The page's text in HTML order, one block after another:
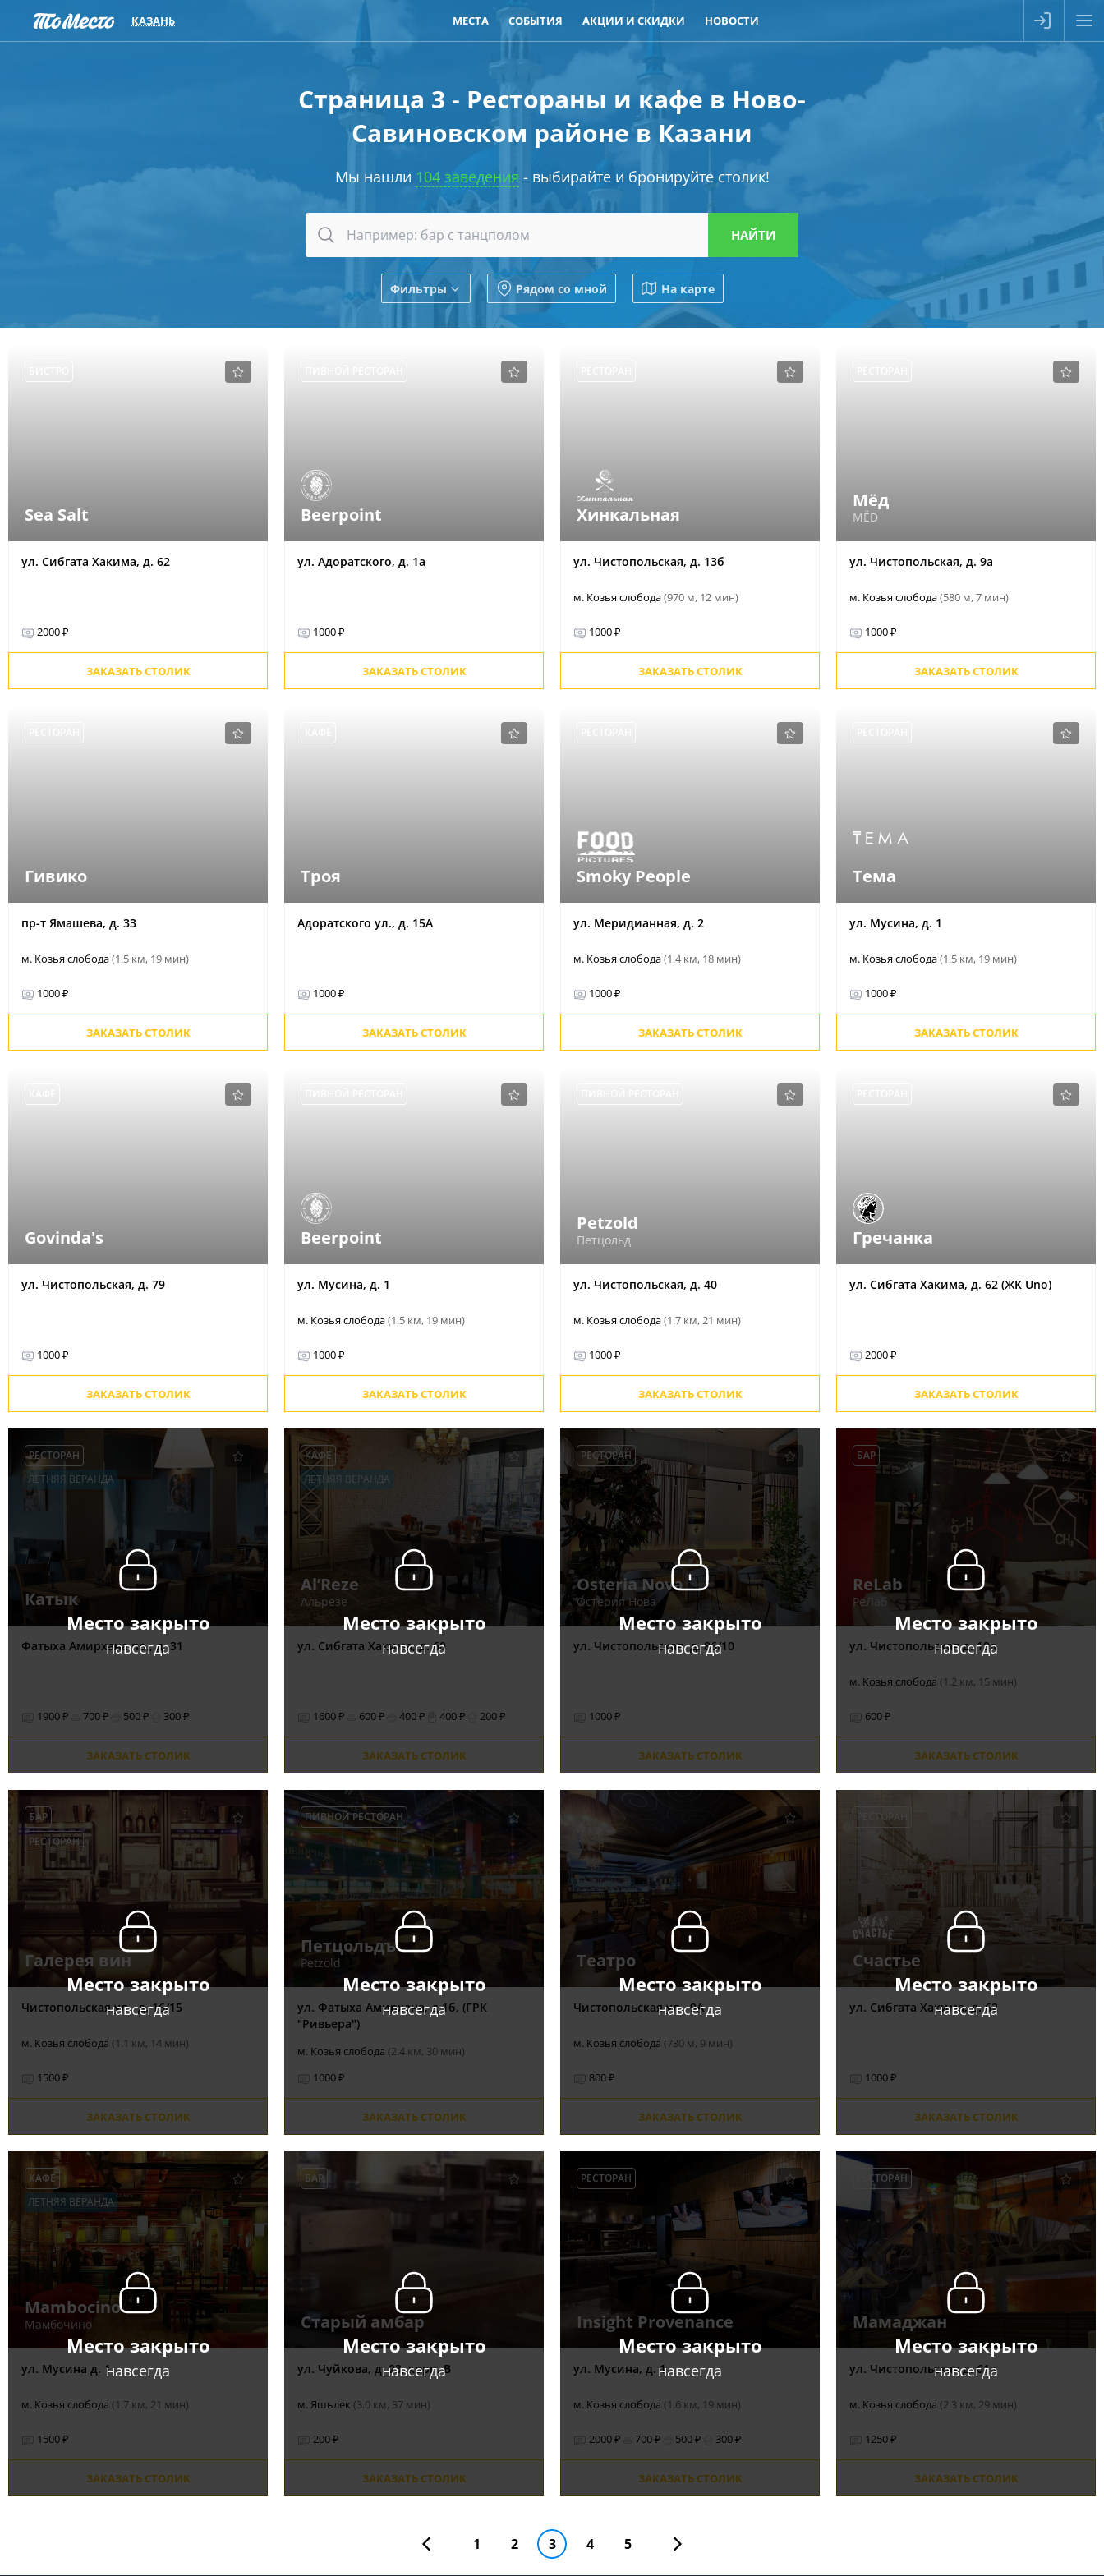
КАЗАНЬ МЕСТА СОБЫТИЯ АКЦИИ И СКИДКИ НОВОСТИ
Страница 3 - Рестораны и кафе в Ново-
Савиновском районе в Казани
Мы нашли 104 заведения - выбирайте и бронируйте столик!
Фильтры Рядом со мной На карте
Sea Salt
ул. Сибгата Хакима, д. 62
2000 ₽
ЗАКАЗАТЬ СТОЛИК
Beerpoint
ул. Адоратского, д. 1а
1000 ₽
ЗАКАЗАТЬ СТОЛИК
Хинкальная
ул. Чистопольская, д. 13б
м. Козья слобода(970 м, 12 мин)
1000 ₽
ЗАКАЗАТЬ СТОЛИК
Мёд
MЁD
ул. Чистопольская, д. 9а
м. Козья слобода(580 м, 7 мин)
1000 ₽
ЗАКАЗАТЬ СТОЛИК
Гивико
пр-т Ямашева, д. 33
м. Козья слобода(1.5 км, 19 мин)
1000 ₽
ЗАКАЗАТЬ СТОЛИК
Троя
Адоратского ул., д. 15А
1000 ₽
ЗАКАЗАТЬ СТОЛИК
Smoky People
ул. Меридианная, д. 2
м. Козья слобода(1.4 км, 18 мин)
1000 ₽
ЗАКАЗАТЬ СТОЛИК
Тема
ул. Мусина, д. 1
м. Козья слобода(1.5 км, 19 мин)
1000 ₽
ЗАКАЗАТЬ СТОЛИК
Govinda's
ул. Чистопольская, д. 79
1000 ₽
ЗАКАЗАТЬ СТОЛИК
Beerpoint
ул. Мусина, д. 1
м. Козья слобода(1.5 км, 19 мин)
1000 ₽
ЗАКАЗАТЬ СТОЛИК
Petzold
Петцольд
ул. Чистопольская, д. 40
м. Козья слобода(1.7 км, 21 мин)
1000 ₽
ЗАКАЗАТЬ СТОЛИК
Гречанка
ул. Сибгата Хакима, д. 62 (ЖК Uno)
2000 ₽
ЗАКАЗАТЬ СТОЛИК
Место закрыто
навсегда
РЕСТОРАН
ЛЕТНЯЯ ВЕРАНДА
Катык
Фатыха Амирхана пр., д. 31
1900 ₽ 700 ₽ 500 ₽ 300 ₽
ЗАКАЗАТЬ СТОЛИК
Место закрыто
навсегда
КАФЕ
ЛЕТНЯЯ ВЕРАНДА
Al’Reze
Альрезе
ул. Сибгата Хакима, д. 60
1600 ₽ 600 ₽ 400 ₽ 400 ₽ 200 ₽
ЗАКАЗАТЬ СТОЛИК
Место закрыто
навсегда
РЕСТОРАН
Osteria Nova
Остерия Нова
ул. Чистопольская, д. 86/10
1000 ₽
ЗАКАЗАТЬ СТОЛИК
Место закрыто
навсегда
БАР
ReLab
РеЛаб
ул. Чистопольская д. 19а
м. Козья слобода (1.2 км, 15 мин)
600 ₽
ЗАКАЗАТЬ СТОЛИК
Место закрыто
навсегда
БАР
РЕСТОРАН
Галерея вин
Чистопольская ул., д. 16/15
м. Козья слобода (1.1 км, 14 мин)
1500 ₽
ЗАКАЗАТЬ СТОЛИК
Место закрыто
навсегда
ПИВНОЙ РЕСТОРАН
Петцольдъ
Petzold
ул. Фатыха Амирхана, д.1б, (ГРК
"Ривьера")
м. Козья слобода (2.4 км, 30 мин)
1000 ₽
ЗАКАЗАТЬ СТОЛИК
Место закрыто
навсегда
Театро
Чистопольская ул., 9А
м. Козья слобода (730 м, 9 мин)
800 ₽
ЗАКАЗАТЬ СТОЛИК
Место закрыто
навсегда
РЕСТОРАН
Счастье
ул. Сибгата Хакима, д. 62
1000 ₽
ЗАКАЗАТЬ СТОЛИК
Место закрыто
навсегда
КАФЕ
ЛЕТНЯЯ ВЕРАНДА
Mambocino
Мамбочино
ул. Мусина д. 1
м. Козья слобода (1.7 км, 21 мин)
1500 ₽
ЗАКАЗАТЬ СТОЛИК
Место закрыто
навсегда
БАР
Старый амбар
ул. Чуйкова, д. 23, корп. В
м. Яшьлек (3.0 км, 37 мин)
200 ₽
ЗАКАЗАТЬ СТОЛИК
Место закрыто
навсегда
РЕСТОРАН
Insight Provenance
ул. Мусина, д. 1
м. Козья слобода (1.6 км, 19 мин)
2000 ₽ 700 ₽ 500 ₽ 300 ₽
ЗАКАЗАТЬ СТОЛИК
Место закрыто
навсегда
РЕСТОРАН
Мамаджан
ул. Чистопольская д. 61а
м. Козья слобода (2.3 км, 29 мин)
1250 ₽
ЗАКАЗАТЬ СТОЛИК
1 2 3 4 5